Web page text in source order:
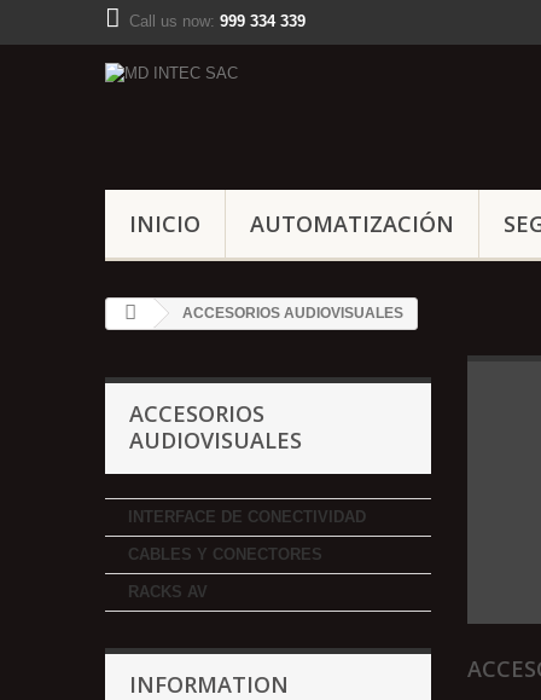
Call us now: 999 334 339
INICIO AUTOMATIZACIÓN
ACCESORIOS AUDIOVISUALES
ACCESORIOS
AUDIOVISUALES
INTERFACE DE CONECTIVIDAD
CABLES Y CONECTORES
RACKS AV
INFORMATION